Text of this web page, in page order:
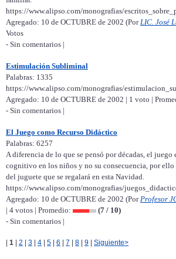
https://www.alipso.com/monografias/
Agregado: 10 de OCTUBRE de 2002 (PorLIC. José
Votos
- Sin comentarios |
Estimulación Subliminal
Palabras: 1335
https://www.alipso.com/monografias/
Agregado: 10 de OCTUBRE de 2002 | 1 voto |
- Sin comentarios |
El Juego como Recurso Didáctico
Palabras: 6257
A diferencia de lo que se pensó por décadas, el juego
cognitivo en los niños y no su consecuencia, por
del juguete que se regalará en esta Navidad.
https://www.alipso.com/monografias/
Agregado: 10 de OCTUBRE de 2002 (PorProfesor
| 4 votos | Promedio:
(7 / 10)
- Sin comentarios |
1 2 3 4 5 6 7 8 9 Siguiente>